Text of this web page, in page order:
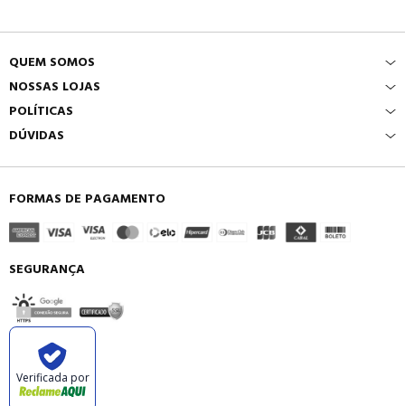
QUEM SOMOS
NOSSAS LOJAS
POLÍTICAS
DÚVIDAS
FORMAS DE PAGAMENTO
SEGURANÇA
Verificada por